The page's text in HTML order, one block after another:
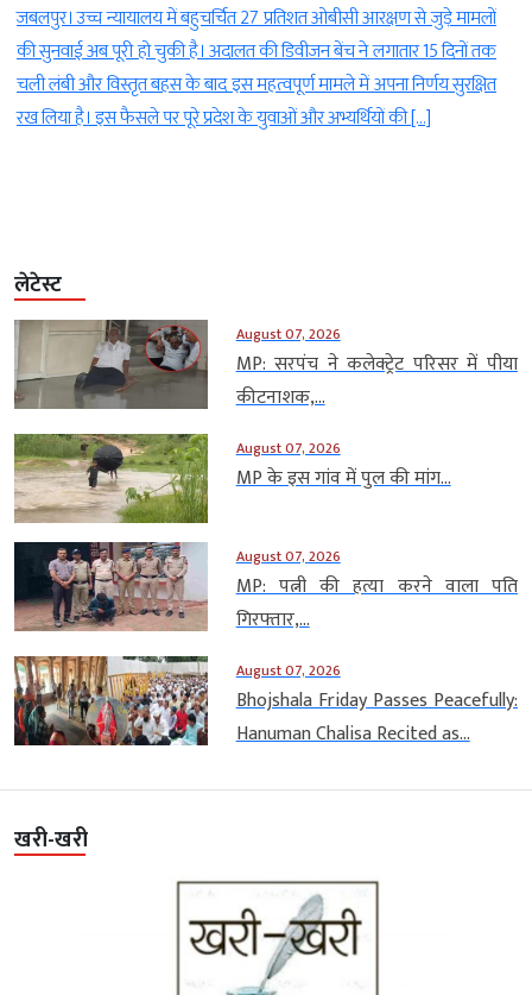
उपभोक्ताओं की हर समस्या का मौके पर होगा निपटारा, शुक्रवार से अभियान शुरू
जबलपुर। बिलहरी वितरण केंद्र के भीटा क्षेत्र में बिजली चोरी करने वाले सात
उपभोक्ताओं राजेश कुमार नामदेव, रामदयाल पटेल, अजीत लोधी, ताराचंद पटेल,
महेन्द्र पटेल और शुभम पटेल के विरुद्ध धारा 135 के तहत प्रकरण दर्ज करते हुए
लेटेस्ट
August 07, 2026
MP: सरपंच ने कलेक्ट्रेट परिसर में पीया
कीटनाशक,...
August 07, 2026
MP के इस गांव में पुल की मांग...
August 07, 2026
MP: पत्नी की हत्या करने वाला पति
गिरफ्तार,...
August 07, 2026
Bhojshala Friday Passes Peacefully:
Hanuman Chalisa Recited as...
खरी-खरी